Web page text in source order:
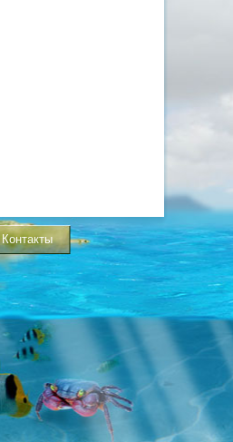
Контакты